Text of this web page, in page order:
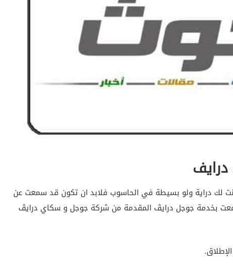
لك دراية ولو بسيطة في الحاسوب فلابد ان تكون قد سمعت عن
بخدمة جوجل درايڤ المقدمة من شركة جوجل و سكاي درايڤ